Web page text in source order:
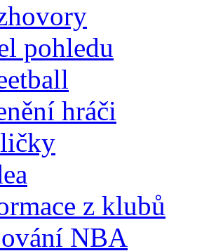
pohledu
hráči
z klubů
NBA